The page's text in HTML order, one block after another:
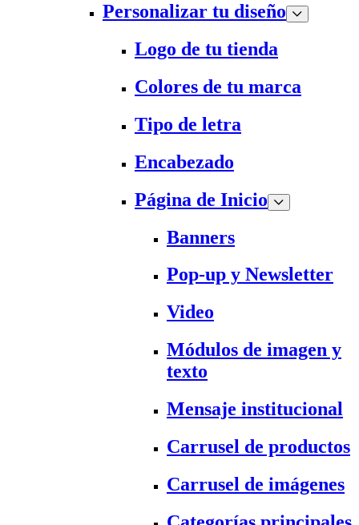
Personalizar tu diseño
Logo de tu tienda
Colores de tu marca
Tipo de letra
Encabezado
Página de Inicio
Banners
Pop-up y Newsletter
Video
Módulos de imagen y
texto
Mensaje institucional
Carrusel de productos
Carrusel de imágenes